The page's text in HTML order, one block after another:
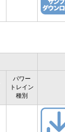
パワー
トレイン
種別